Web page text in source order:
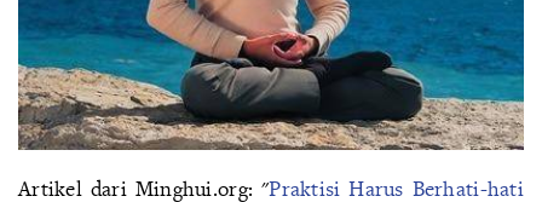
Artikel dari Minghui.org: "Praktisi Harus Berhati-hati